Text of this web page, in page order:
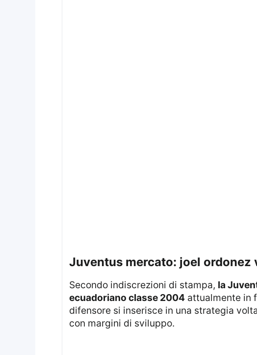
juventus mercato: joel
Secondo indiscrezioni di stampa, la
ecuadoriano classe 2004attualmente in
difensore si inserisce in una strategia
con margini di sviluppo.